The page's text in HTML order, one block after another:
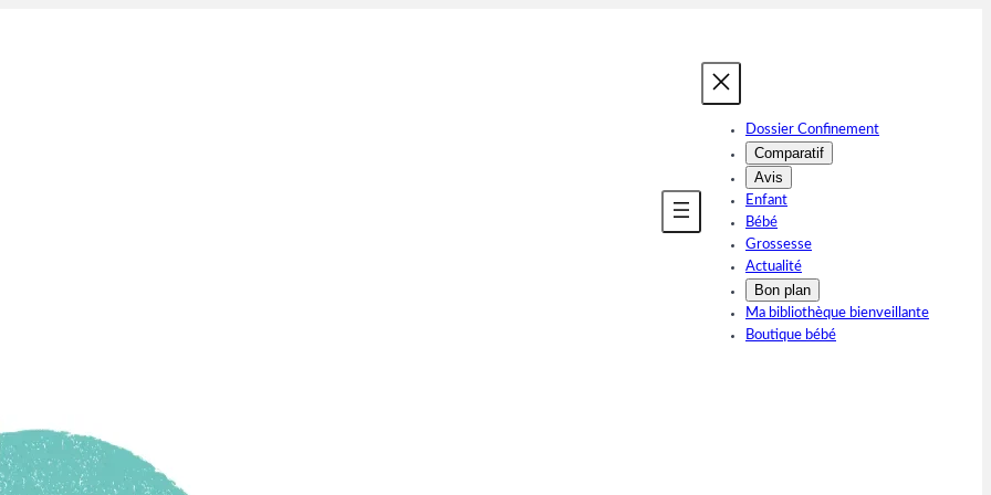
Dossier Confinement
Comparatif
Avis
Enfant
Bébé
Grossesse
Actualité
Bon plan
Ma bibliothèque bienveillante
Boutique bébé